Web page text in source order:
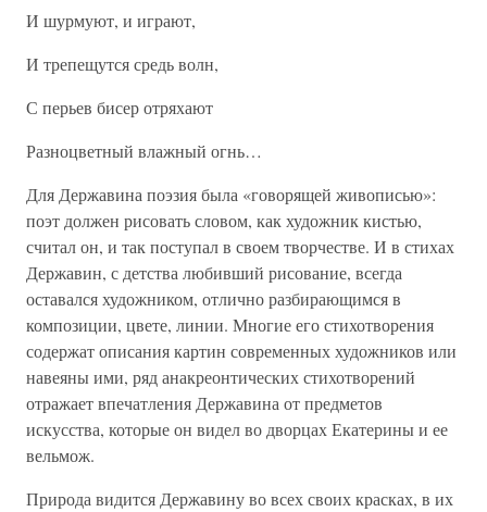
И шурмуют, и играют,
И трепещутся средь волн,
С перьев бисер отряхают
Разноцветный влажный огнь…
Для Державина поэзия была «говорящей живописью»:
поэт должен рисовать словом, как художник кистью,
считал он, и так поступал в своем творчестве. И в стихах
Державин, с детства любивший рисование, всегда
оставался художником, отлично разбирающимся в
композиции, цвете, линии. Многие его стихотворения
содержат описания картин современных художников или
навеяны ими, ряд анакреонтических стихотворений
отражает впечатления Державина от предметов
искусства, которые он видел во дворцах Екатерины и ее
вельмож.
Природа видится Державину во всех своих красках, в их